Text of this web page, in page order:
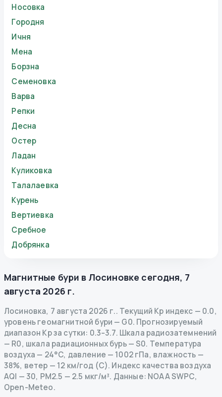
Носовка
Городня
Ичня
Мена
Борзна
Семеновка
Варва
Репки
Десна
Остер
Ладан
Куликовка
Талалаевка
Курень
Вертиевка
Сребное
Добрянка
Магнитные бури в Лосиновке сегодня, 7
августа 2026 г.
Лосиновка, 7 августа 2026 г.. Текущий Kp индекс — 0.0,
уровень геомагнитной бури — G0. Прогнозируемый
диапазон Kp за сутки: 0.3–3.7. Шкала радиозатемнений
— R0, шкала радиационных бурь— S0. Температура
воздуха — 24°C, давление — 1002 гПа, влажность —
38%, ветер — 12 км/год (С). Индекс качества воздуха
AQI — 30, PM2.5 — 2.5 мкг/м³. Данные: NOAA SWPC,
Open-Meteo.